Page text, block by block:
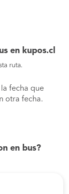
en kupos.cl
ruta.
fecha que
otra fecha.
en bus?